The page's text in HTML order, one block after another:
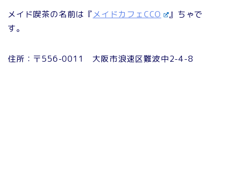
メイド喫茶の名前は『メイドカフェCCO
』ちゃで
す。
住所：〒556-0011 大阪市浪速区難波中2-4-8